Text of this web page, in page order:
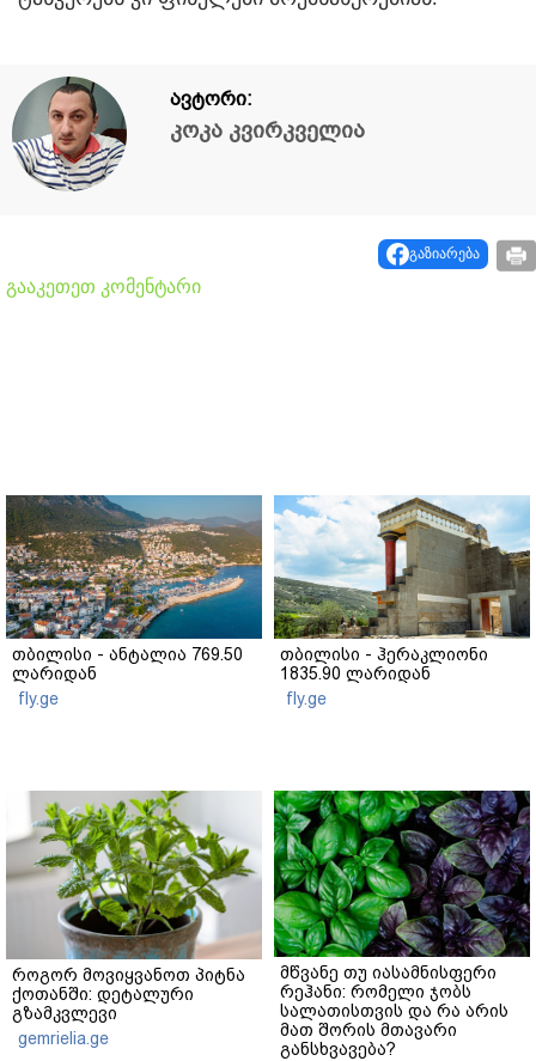
ავტორი:
კოკა კვირკველია
გაზიარება
გააკეთეთ კომენტარი
თბილისი - ანტალია 769.50
ლარიდან
fly.ge
თბილისი - ჰერაკლიონი
1835.90 ლარიდან
fly.ge
როგორ მოვიყვანოთ პიტნა
ქოთანში: დეტალური
გზამკვლევი
gemrielia.ge
მწვანე თუ იასამნისფერი
რეჰანი: რომელი ჯობს
სალათისთვის და რა არის
მათ შორის მთავარი
განსხვავება?